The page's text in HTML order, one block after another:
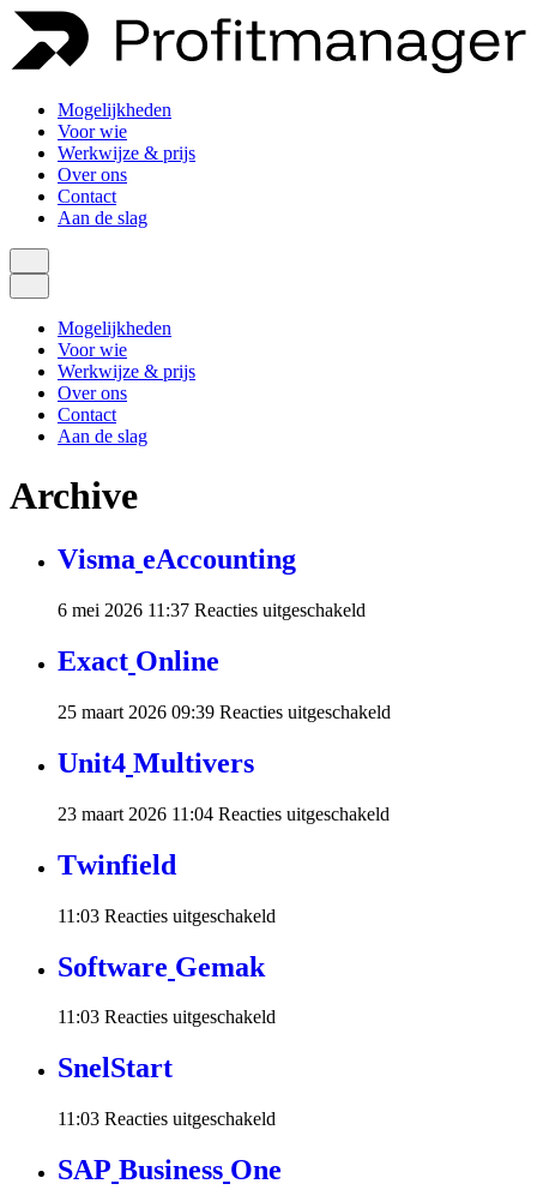
Mogelijkheden
Voor wie
Werkwijze & prijs
Over ons
Contact
Aan de slag
Mogelijkheden
Voor wie
Werkwijze & prijs
Over ons
Contact
Aan de slag
Archive
Visma eAccounting
6 mei 2026 11:37 Reacties uitgeschakeld
Exact Online
25 maart 2026 09:39 Reacties uitgeschakeld
Unit4 Multivers
23 maart 2026 11:04 Reacties uitgeschakeld
Twinfield
11:03 Reacties uitgeschakeld
Software Gemak
11:03 Reacties uitgeschakeld
SnelStart
11:03 Reacties uitgeschakeld
SAP Business One